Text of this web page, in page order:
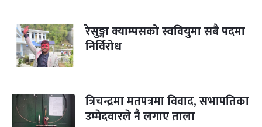
रेसुङ्गा क्याम्पसको स्ववियुमा सबै पदमा
निर्विरोध
त्रिचन्द्रमा मतपत्रमा विवाद, सभापतिका
उम्मेदवारले नै लगाए ताला